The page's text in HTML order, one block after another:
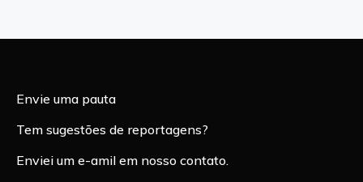
Envie uma pauta
Tem sugestões de reportagens?
Enviei um e-amil em nosso contato.